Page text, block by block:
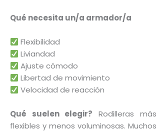
Qué necesita un/a armador/a
Flexibilidad
Liviandad
Ajuste cómodo
Libertad de movimiento
Velocidad de reacción
Qué suelen elegir? Rodilleras más
flexibles y menos voluminosas. Muchos